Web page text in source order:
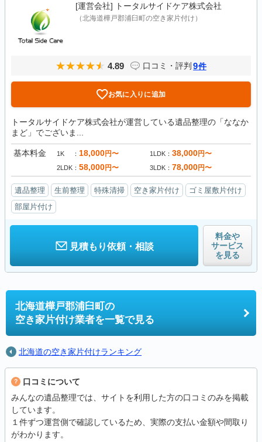
[運営会社] トータルサイドケア株式会社
（北海道樺戸郡浦臼町の空き家片付け）
4.89 口コミ・評判 9件
お気に入りに追加
トータルサイドケア株式会社が運営している遺品整理の「ななか
まど」でございま...
基本料金 1K 18,000円〜 1LDK 38,000円〜
2LDK 58,000円〜 3LDK 78,000円〜
遺品整理 生前整理 特殊清掃 空き家片付け
ゴミ屋敷片付け
部屋片付け
見積もり依頼・相談
料金や
サービス
を見る
北海道樺戸郡浦臼町の
空き家片付け業者を一覧で見る
北海道の空き家片付けランキング
口コミについて
みんなの遺品整理では、サイトを利用した方の口コミのみを掲載
しています。
１件ずつ運営側で確認しているため、実際の支払い金額や間取り
がわかります。